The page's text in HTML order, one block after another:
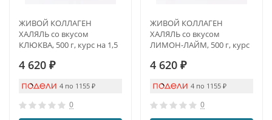
ЖИВОЙ КОЛЛАГЕН
ХАЛЯЛЬ со вкусом
КЛЮКВА, 500 г, курс на 1,5
4 620 ₽
4 по 1155 ₽
0
ЖИВОЙ КОЛЛАГЕН
ХАЛЯЛЬ со вкусом
ЛИМОН-ЛАЙМ, 500 г, курс
4 620 ₽
4 по 1155 ₽
0